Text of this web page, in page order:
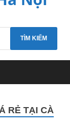
RẺ TẠI CÀ